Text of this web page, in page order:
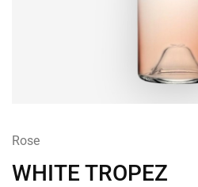
Rose
WHITE TROPEZ